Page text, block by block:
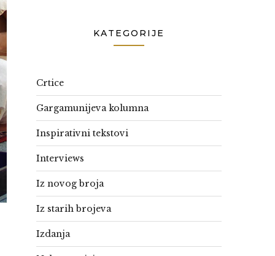
KATEGORIJE
Crtice
Gargamunijeva kolumna
Inspirativni tekstovi
Interviews
Iz novog broja
Iz starih brojeva
Izdanja